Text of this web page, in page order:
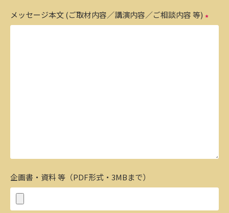
メッセージ本文 (ご取材内容／講演内容／ご相談内容 等)
企画書・資料 等（PDF形式・3MBまで）